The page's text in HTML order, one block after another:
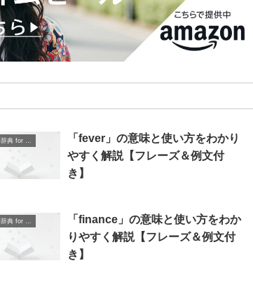
「fever」の意味と使い方をわかり
やすく解説【フレーズ＆例文付
き】
英単語辞典 for Beginners
「finance」の意味と使い方をわか
りやすく解説【フレーズ＆例文付
き】